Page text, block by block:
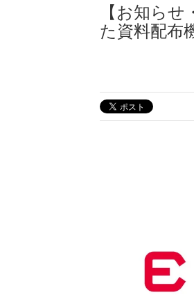
【お知ら
た資料配布